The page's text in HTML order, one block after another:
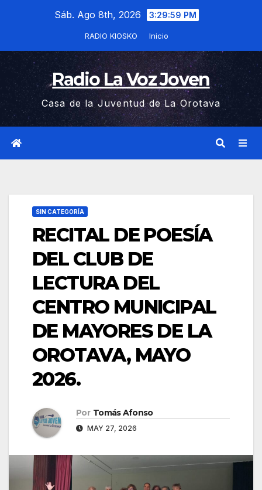
Sáb. Ago 8th, 2026 3:29:59 PM
RADIO KIOSKO Inicio
Radio La Voz Joven
Casa de la Juventud de La Orotava
SIN CATEGORÍA
RECITAL DE POESÍA
DEL CLUB DE
LECTURA DEL
CENTRO MUNICIPAL
DE MAYORES DE LA
OROTAVA, MAYO
2026.
Por Tomás Afonso
MAY 27, 2026